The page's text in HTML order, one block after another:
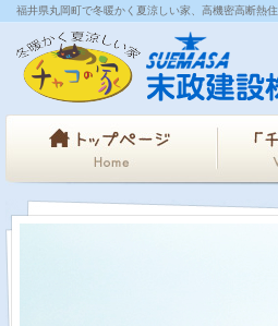
福井県丸岡町で冬暖かく夏涼しい家、高機密高断熱